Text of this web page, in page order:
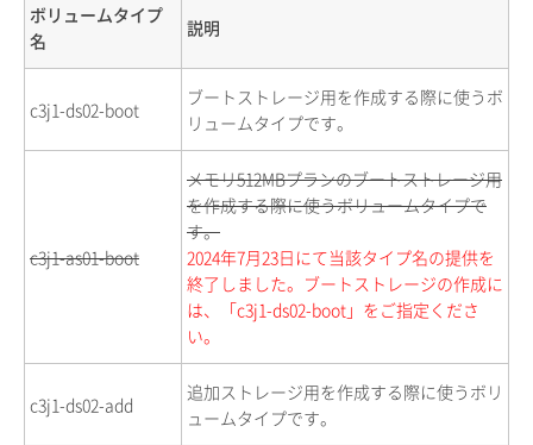
ボリュームタイプ
名
説明
c3j1-ds02-boot
ブートストレージ用を作成する際に使うボ
リュームタイプです。
c3j1-as01-boot
メモリ512MBプランのブートストレージ用
を作成する際に使うボリュームタイプで
す。
2024年7月23日にて当該タイプ名の提供を
終了しました。ブートストレージの作成に
は、「c3j1-ds02-boot」をご指定くださ
い。
c3j1-ds02-add
追加ストレージ用を作成する際に使うボリ
ュームタイプです。